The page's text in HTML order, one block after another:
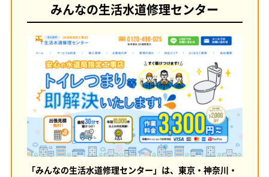
みんなの生活水道修理センター
「みんなの生活水道修理センター」は、東京・神奈川・